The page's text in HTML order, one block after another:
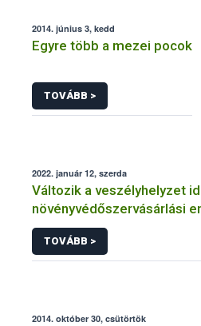
2014. június 3, kedd
Egyre több a mezei pocok
TOVÁBB >
2022. január 12, szerda
Változik a veszélyhelyzet
növényvédőszervásárlási
kapcsolatos szabályozás
TOVÁBB >
2014. október 30, csütörtök